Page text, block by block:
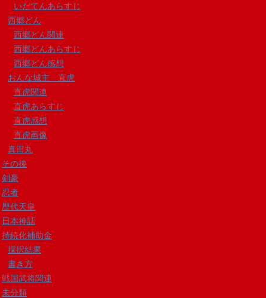
いだてんあらすじ
西郷どん
西郷どん関連
西郷どんあらすじ
西郷どん感想
おんな城主 直虎
直虎関連
直虎あらすじ
直虎感想
直虎画像
真田丸
その後
剣豪
忍者
歴代天皇
日本神話
持続化補助金
採択結果
書き方
戦国武将関連
未分類